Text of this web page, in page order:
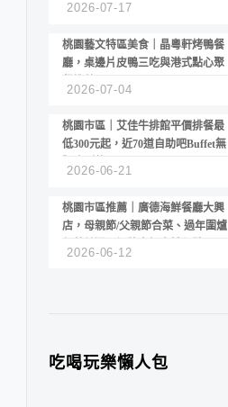
2026-07-17
桃園藝文特區美食｜晶粵軒烤鴨餐
廳，桌邊片皮鴨三吃與港式點心聚
2026-07-04
桃園市區｜艾佳牛排館平價排餐最
低300元起，近70道自助吧Buffet無
2026-06-21
桃園市區推薦｜廣德海鮮餐廳大興
店，母親節/父親節合菜、過年圍爐
2026-06-12
吃喝玩樂懶人包